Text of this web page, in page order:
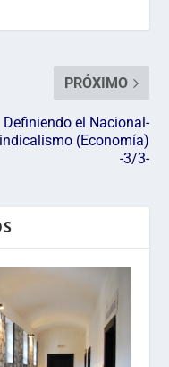
PRÓXIMO
Definiendo el Nacional-
(Economía)
-3/3-